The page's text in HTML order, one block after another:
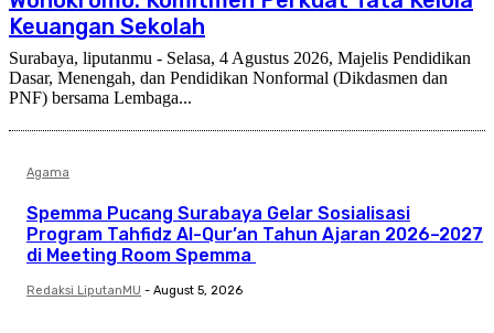
Keuangan Sekolah
Surabaya, liputanmu - Selasa, 4 Agustus 2026, Majelis Pendidikan
Dasar, Menengah, dan Pendidikan Nonformal (Dikdasmen dan
PNF) bersama Lembaga...
Agama
Spemma Pucang Surabaya Gelar Sosialisasi
Program Tahfidz Al-Qur’an Tahun Ajaran 2026–2027
di Meeting Room Spemma
Redaksi LiputanMU - August 5, 2026